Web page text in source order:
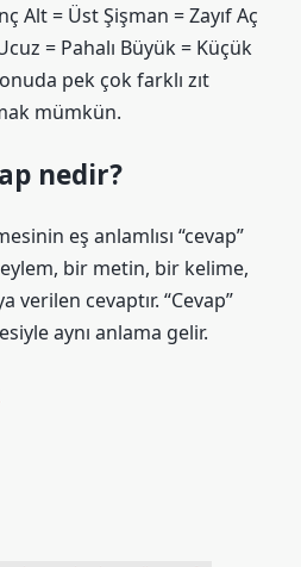
Alt = Üst Şişman = Zayıf Aç
= Pahalı Büyük = Küçük
pek çok farklı zıt
mümkün.
nedir?
eş anlamlısı “cevap”
bir metin, bir kelime,
verilen cevaptır. “Cevap”
aynı anlama gelir.